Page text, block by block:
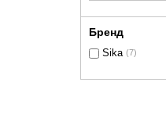
Бренд
Sika (7)